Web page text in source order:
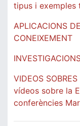
tipus i exemples
APLICACIONS
CONEIXEMENT
VIDEOS
vídeos sobre la
conferències